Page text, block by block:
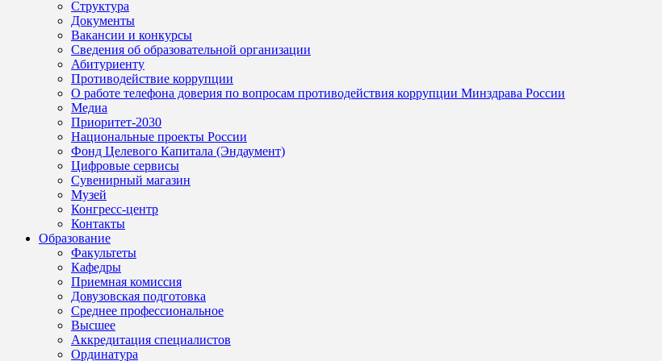
Структура
Документы
Вакансии и конкурсы
Сведения об образовательной организации
Абитуриенту
Противодействие коррупции
О работе телефона доверия по вопросам противодействия коррупции Минздрава России
Медиа
Приоритет-2030
Национальные проекты России
Фонд Целевого Капитала (Эндаумент)
Цифровые сервисы
Сувенирный магазин
Музей
Конгресс-центр
Контакты
Образование
Факультеты
Кафедры
Приемная комиссия
Довузовская подготовка
Среднее профессиональное
Высшее
Аккредитация специалистов
Ординатура